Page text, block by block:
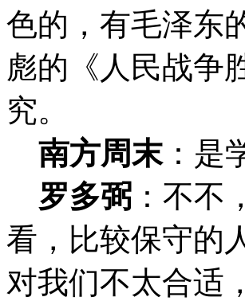
色的，有毛泽东
彪的《人民战争
究。
南方周末： 是
罗多弼 ：不不
看，比较保守的
对我们不太合适